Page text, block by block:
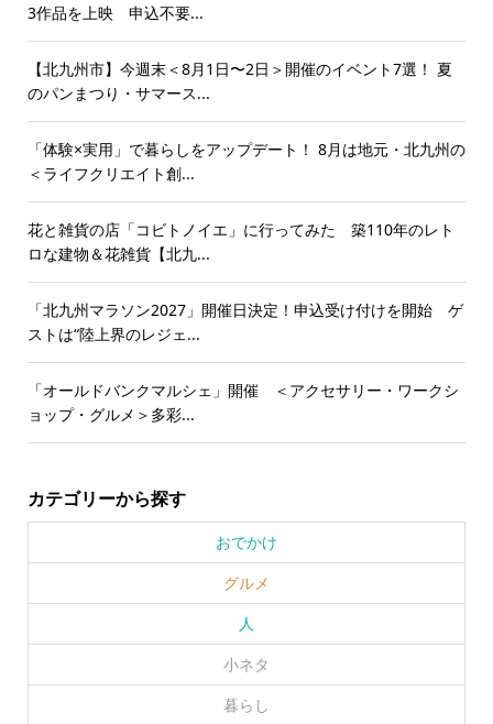
3作品を上映 申込不要...
【北九州市】今週末＜8月1日〜2日＞開催のイベント7選！ 夏
のパンまつり・サマース...
「体験×実用」で暮らしをアップデート！ 8月は地元・北九州の
＜ライフクリエイト創...
花と雑貨の店「コビトノイエ」に行ってみた 築110年のレト
ロな建物＆花雑貨【北九...
「北九州マラソン2027」開催日決定！申込受け付けを開始 ゲ
ストは“陸上界のレジェ...
「オールドバンクマルシェ」開催 ＜アクセサリー・ワークシ
ョップ・グルメ＞多彩...
カテゴリーから探す
おでかけ
グルメ
人
小ネタ
暮らし